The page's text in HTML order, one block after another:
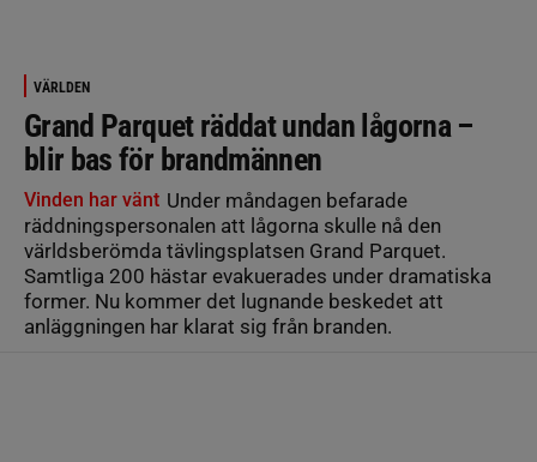
VÄRLDEN
Grand Parquet räddat undan lågorna –
blir bas för brandmännen
Vinden har vänt Under måndagen befarade
räddningspersonalen att lågorna skulle nå den
världsberömda tävlingsplatsen Grand Parquet.
Samtliga 200 hästar evakuerades under dramatiska
former. Nu kommer det lugnande beskedet att
anläggningen har klarat sig från branden.